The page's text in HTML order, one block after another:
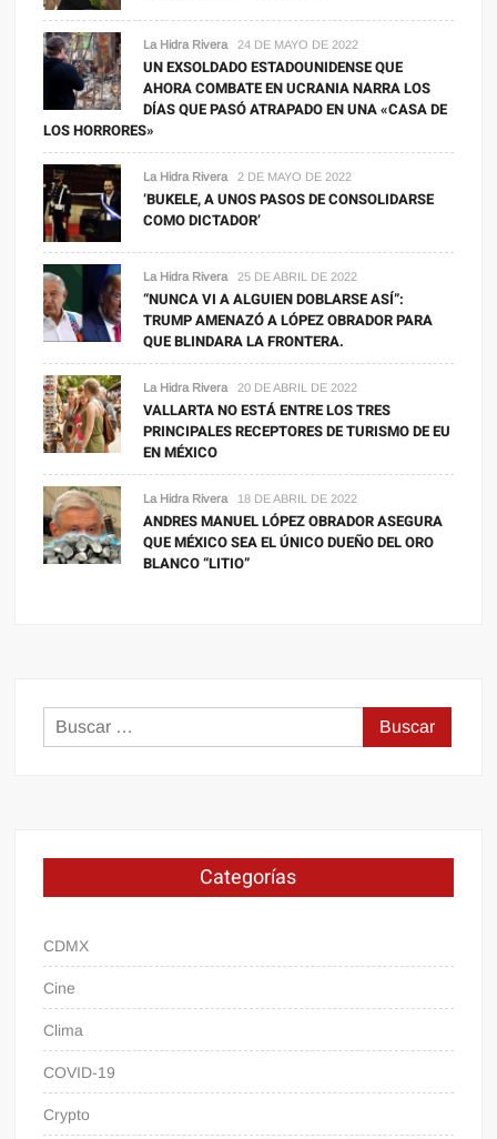
La Hidra Rivera 24 DE MAYO DE 2022
UN EXSOLDADO ESTADOUNIDENSE QUE
AHORA COMBATE EN UCRANIA NARRA LOS
DÍAS QUE PASÓ ATRAPADO EN UNA «CASA DE
LOS HORRORES»
La Hidra Rivera 2 DE MAYO DE 2022
‘BUKELE, A UNOS PASOS DE CONSOLIDARSE
COMO DICTADOR’
La Hidra Rivera 25 DE ABRIL DE 2022
“NUNCA VI A ALGUIEN DOBLARSE ASÍ”:
TRUMP AMENAZÓ A LÓPEZ OBRADOR PARA
QUE BLINDARA LA FRONTERA.
La Hidra Rivera 20 DE ABRIL DE 2022
VALLARTA NO ESTÁ ENTRE LOS TRES
PRINCIPALES RECEPTORES DE TURISMO DE EU
EN MÉXICO
La Hidra Rivera 18 DE ABRIL DE 2022
ANDRES MANUEL LÓPEZ OBRADOR ASEGURA
QUE MÉXICO SEA EL ÚNICO DUEÑO DEL ORO
BLANCO “LITIO”
Buscar:
Categorías
CDMX
Cine
Clima
COVID-19
Crypto